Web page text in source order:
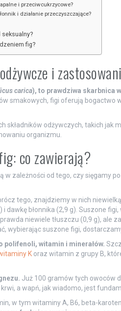
i przeciwcukrzycowe?
i działanie przeczyszczające?
seksualny?
fig?
i
carica), to prawdziwa skarbnica
smakowych, figi oferują bogactwo
składników odżywczych, takich jak
organizmu.
co zawierają?
w zależności od tego, czy sięgamy
tego, znajdziemy w nich
dawkę błonnika (2,9 g). Suszone
niewiele tłuszczu (0,9 g), ale
wybierając suszone figi,
polifenoli, witamin i minerałów.
Koraz witamin z grupy B,
Już 100 gramów tych owoców
a wapń, jak wiadomo, jest
w tym witaminy A, B6, beta-